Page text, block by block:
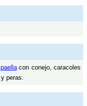
paellacon conejo, caracoles
y peras.